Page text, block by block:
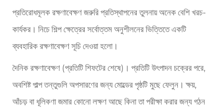
প্রতিরোধমূলক রক্ষণাবেক্ষণ জরুরি প্রতিস্থাপনের তুলনায় অনেক বেশি খরচ-
কার্যকর। নিচে শিল্প ক্ষেত্রের সর্বোত্তম অনুশীলনের ভিত্তিতে একটি
ব্যবহারিক রক্ষণাবেক্ষণ সূচি দেওয়া হলো।
দৈনিক রক্ষণাবেক্ষণ (প্রতিটি শিফটের শেষে)। প্রতিটি উৎপাদন চক্রের পরে,
অবশিষ্ট পাল্প তন্তুগুলি অপসারণের জন্য মোল্ডের পৃষ্ঠটি মুছে ফেলুন। ক্ষয়,
আঁচড় বা ধূলিকণা জমার কোনো লক্ষণ আছে কিনা তা পরীক্ষা করার জন্য গঠন